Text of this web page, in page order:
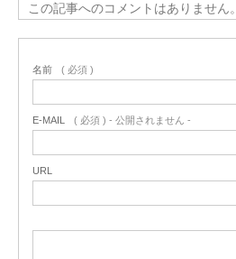
この記事へのコメントはありません。
名前 ( 必須 )
E-MAIL ( 必須 ) - 公開されません -
URL